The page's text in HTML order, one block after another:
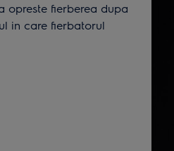
opreste fierberea dupa
in care fierbatorul